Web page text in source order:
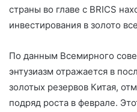
страны во главе с BRICS
инвестирования в золото
По данным Всемирного
энтузиазм отражается в
золотых резервов Китая,
подряд роста в феврале.